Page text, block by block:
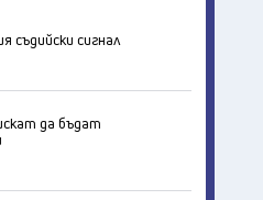
съдийски сигнал
да бъдат